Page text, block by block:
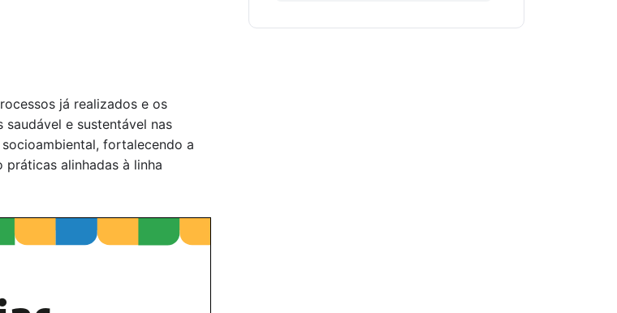
já realizados e os
e sustentável nas
fortalecendo a
alinhadas à linha